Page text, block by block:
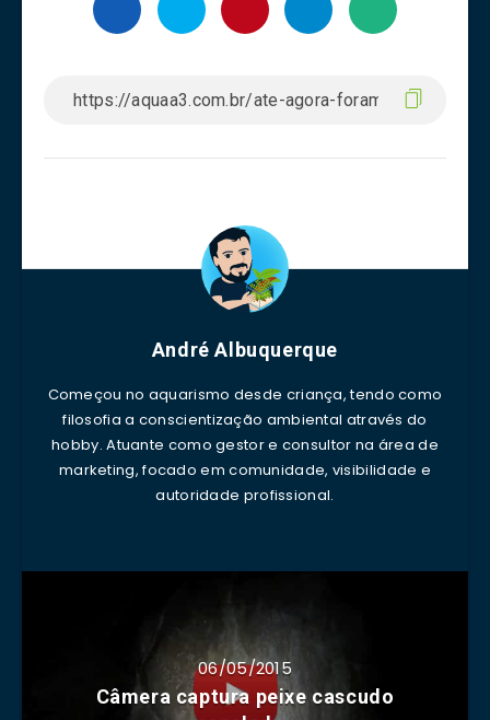
André Albuquerque
Começou no aquarismo desde criança, tendo como
filosofia a conscientização ambiental através do
hobby. Atuante como gestor e consultor na área de
marketing, focado em comunidade, visibilidade e
autoridade profissional.
06/05/2015
Câmera captura peixe cascudo